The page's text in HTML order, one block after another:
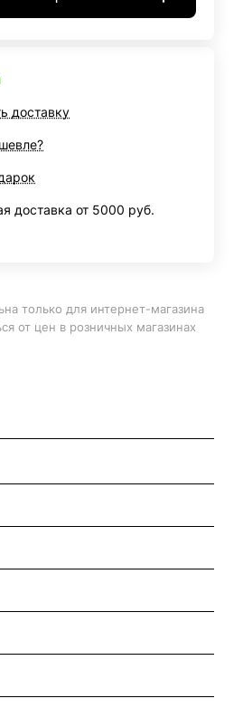
доставку
доставка от 5000 руб.
только для интернет-магазина
от цен в розничных магазинах